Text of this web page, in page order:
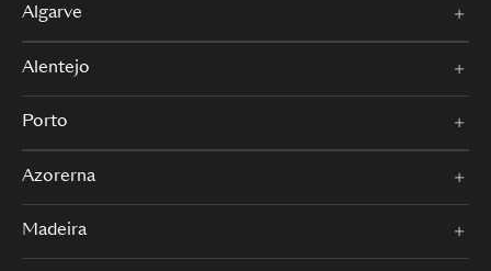
Algarve
Alentejo
Porto
Azorerna
Madeira